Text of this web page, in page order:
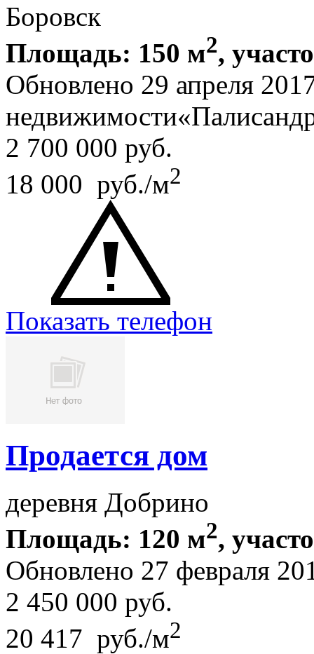
Боровск
Площадь: 150 м2,
Обновлено 29 апреля
2 700 000 руб.
18 000 руб./м2
Показать телефон
Продается дом
деревня Добрино
Площадь: 120 м2,
Обновлено 27 февраля
2 450 000 руб.
20 417 руб./м2